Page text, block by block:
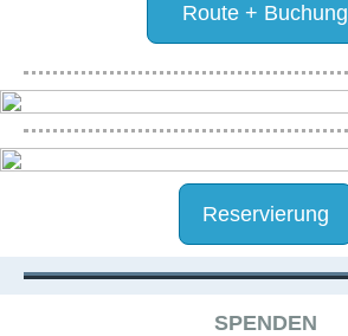
Route + Buchung
Reservierung
SPENDEN